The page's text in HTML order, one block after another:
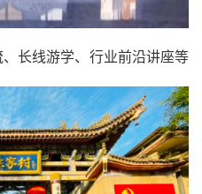
长线游学、行业前沿讲座等